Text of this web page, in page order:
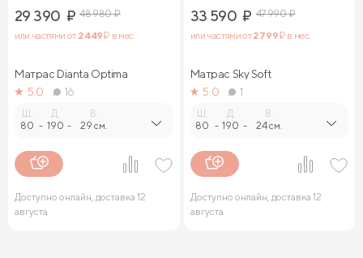
29 390 ₽ 48 980₽
или частями от 2 449₽ в мес.
Матрас Dianta Optima
5.0
16
80 -
Д.
190 -
В.
29 см.
Доступно онлайн, доставка 12
августа
33 590 ₽ 47 990₽
или частями от2 799₽ в мес.
Матрас Sky Soft
5.0
1
80 -
Д.
190 -
В.
24 см.
Доступно онлайн, доставка 12
августа